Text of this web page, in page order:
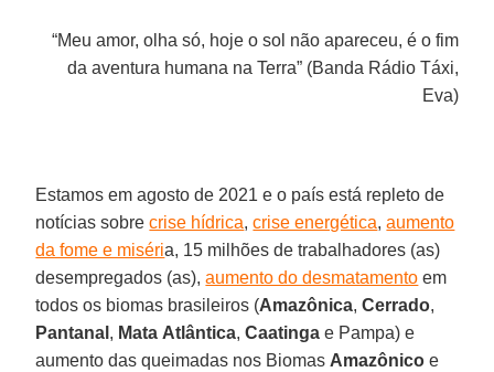
“Meu amor, olha só, hoje o sol não apareceu, é o fim
da aventura humana na Terra” (Banda Rádio Táxi,
Eva)
Estamos em agosto de 2021 e o país está repleto de
notícias sobrecrise hídrica,crise energética,aumento
da fome e miséria, 15 milhões de trabalhadores (as)
desempregados (as),aumento do desmatamento em
todos os biomas brasileiros (Amazônica,Cerrado,
Pantanal , Mata Atlântica,Caatinga e Pampa) e
aumento das queimadas nos Biomas Amazônico e